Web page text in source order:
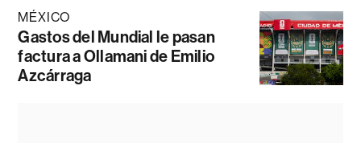
MÉXICO
Gastos del Mundial le pasan
factura a Ollamani de Emilio
Azcárraga